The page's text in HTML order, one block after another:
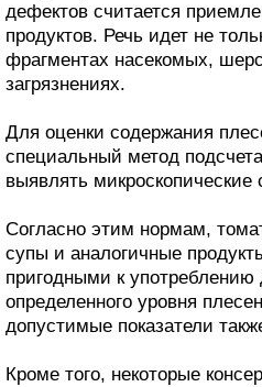
дефектов считается
продуктов. Речь идет не
фрагментах насекомых,
загрязнениях.
Для оценки содержания
специальный метод
выявлять микроскопические
Согласно этим нормам,
супы и аналогичные
пригодными к
определенного уровня
допустимые показатели
Кроме того, некоторые